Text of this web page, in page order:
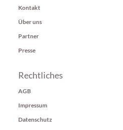
Kontakt
Über uns
Partner
Presse
Rechtliches
AGB
Impressum
Datenschutz